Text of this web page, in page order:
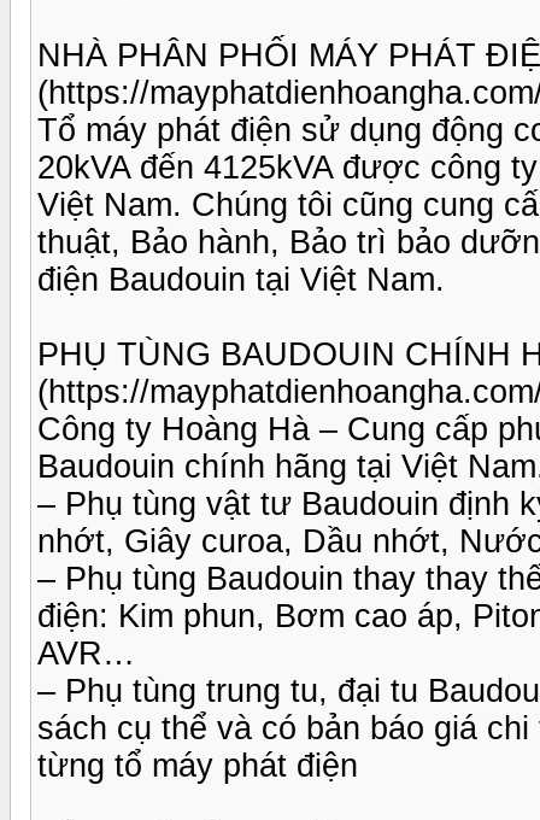
NHÀ PHÂN PHỐI MÁY PHÁT
(https://
Tổ máy phát điện sử dụng động
20kVA đến 4125kVA được công
Việt Nam. Chúng tôi cũng cung
thuật, Bảo hành, Bảo trì bảo
điện Baudouin tại Việt Nam.
PHỤ TÙNG BAUDOUIN CHÍNH
(https://
Công ty Hoàng Hà – Cung cấp
Baudouin chính hãng tại Việt
– Phụ tùng vật tư Baudouin định
nhớt, Giây curoa, Dầu nhớt,
– Phụ tùng Baudouin thay thay
điện: Kim phun, Bơm cao áp,
AVR…
– Phụ tùng trung tu, đại tu
sách cụ thể và có bản báo giá
từng tổ máy phát điện